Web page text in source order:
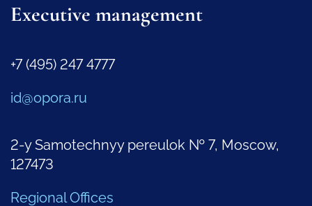
Executive management
+7 (495) 247 4777
id@opora.ru
2-y Samotechnyy pereulok № 7, Moscow,
127473
Regional Offices